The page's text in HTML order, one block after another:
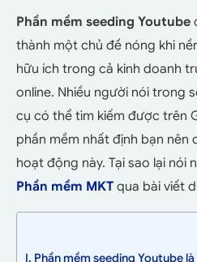
Phần mềm seeding Youtube
thành một chủ đề nóng khi
hữu ích trong cả kinh doanh
online. Nhiều người nói trong
cụ có thể tìm kiếm được trên
phần mềm nhất định bạn nên
hoạt động này. Tại sao lại nói
Phần mềm MKT qua bài viết
I. Phần mềm seeding Youtube là